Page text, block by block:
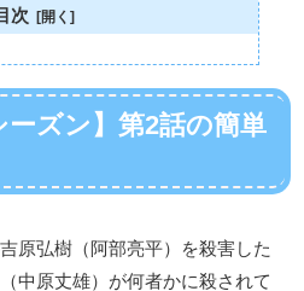
次
ーズン】第2話の簡単
原弘樹（阿部亮平）を殺害した
中原丈雄）が何者かに殺されて